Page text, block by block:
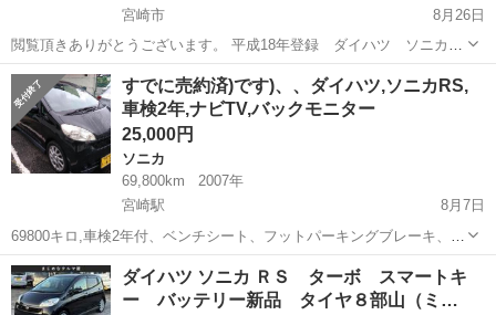
宮崎市
8月26日
閲覧頂きありがとうございます。 平成18年登録 ダイハツ ソニカ
RS Limited 走行 → 16.9万Km 車検 → R5年9月迄 イン
タークーラーターボ、オートマ、エアコン、パワステ、 ...
宮崎 宮崎市 ソニカ 車両
すでに売約済)です)、、ダイハツ,ソニカRS,
車検2年,ナビTV,バックモニター
25,000円
ソニカ
69,800km
2007年
宮崎駅
8月7日
69800キロ,車検2年付、ベンチシート、フットパーキングブレーキ、
パワステ,ﾊﾟﾜｰｳｨﾝﾄﾞ,電格リモコンミラー,オートAC,バックモニター,
ＣＶＴ無段変速オートマチック、キーフリーシステム付リモコンキー
(車に近づくと...
宮崎 宮崎市 宮崎駅 エンジン
ダイハツ ソニカ ＲＳ ターボ スマートキ
ー バッテリー新品 タイヤ８部山（ミ…